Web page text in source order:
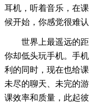
耳机，听着音乐，在
候开始，你感觉很难
世界上最遥远的
你却低头玩手机。手
利的同时，现在也给
未尽的聊天、未完的
课效率和质量，此起